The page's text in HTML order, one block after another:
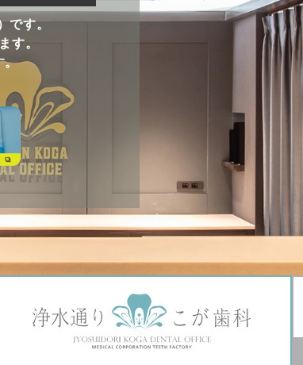
ッフまでお気軽にご相談くださいませ。
すので牛乳アレルギーの方はお使いいただけ
ィカルシティ天神6F
ス天神前」バス停近く
です。
す。
。